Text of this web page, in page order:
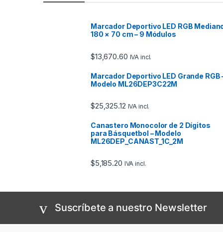
Marcador Deportivo LED RGB
180 × 70 cm – 9 Módulos
$13,670.60 IVA incl.
Marcador Deportivo LED Grande RGB
Modelo ML26DEP3C22M
$25,325.12 IVA incl.
Canastero Monocolor de 2 Dígitos
para Básquetbol – Modelo
ML26DEP_CANAST_1C_2M
$5,185.20 IVA incl.
Suscríbete a nuestro Newsletter